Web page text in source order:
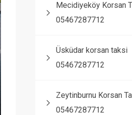
Mecidiyeköy Korsan
05467287712
Üsküdar korsan taksi
05467287712
Zeytinburnu Korsan
05467287712